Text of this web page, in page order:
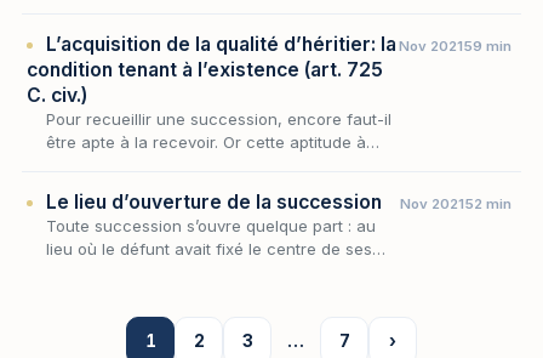
L’acquisition de la qualité d’héritier: la
condition tenant à l’existence (art. 725
C. civ.)
Pour recueillir une succession, encore faut-il
être apte à la recevoir. Or cette aptitude à
Nov 202159 min
Le lieu d’ouverture de la succession
Toute succession s’ouvre quelque part : au
lieu où le défunt avait fixé le centre de ses
Nov 202152 min
1 2 3 … 7 ›